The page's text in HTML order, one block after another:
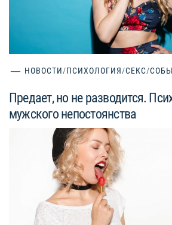
НОВОСТИ/ПСИХОЛОГИЯ/СЕКС/
Предает, но не разводится.
мужского непостоянства